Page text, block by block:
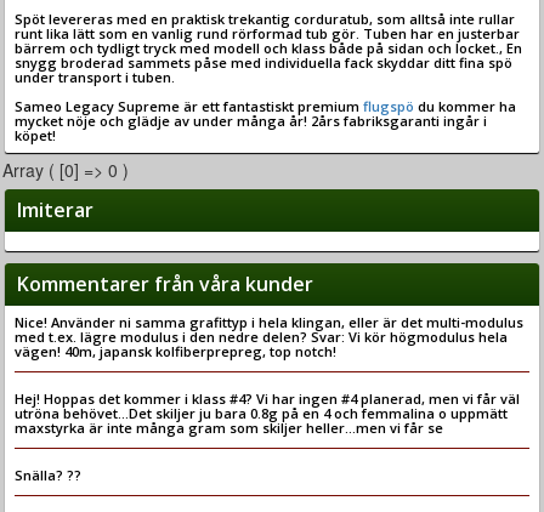
Spöt levereras med en praktisk trekantig corduratub, som alltså inte rullar
runt lika lätt som en vanlig rund rörformad tub gör. Tuben har en justerbar
bärrem och tydligt tryck med modell och klass både på sidan och locket., En
snygg broderad sammets påse med individuella fack skyddar ditt fina spö
under transport i tuben.
Sameo Legacy Supreme är ett fantastiskt premium flugspö du kommer ha
mycket nöje och glädje av under många år! 2års fabriksgaranti ingår i
köpet!
Array ( [0] => 0 )
Imiterar
Kommentarer från våra kunder
Nice! Använder ni samma grafittyp i hela klingan, eller är det multi-modulus
med t.ex. lägre modulus i den nedre delen? Svar: Vi kör högmodulus hela
vägen! 40m, japansk kolfiberprepreg, top notch!
Hej! Hoppas det kommer i klass #4? Vi har ingen #4 planerad, men vi får väl
utröna behövet...Det skiljer ju bara 0.8g på en 4 och femmalina o uppmätt
maxstyrka är inte många gram som skiljer heller...men vi får se
Snälla? ??